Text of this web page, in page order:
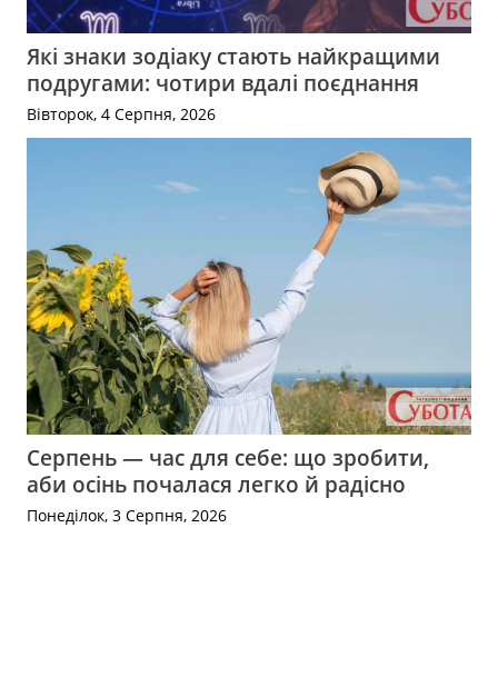
Які знаки зодіаку стають найкращими
подругами: чотири вдалі поєднання
Вівторок, 4 Серпня, 2026
Серпень — час для себе: що зробити,
аби осінь почалася легко й радісно
Понеділок, 3 Серпня, 2026